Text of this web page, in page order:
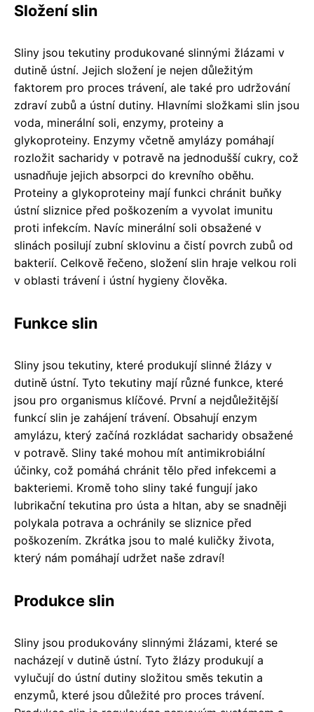
Složení slin
Sliny jsou tekutiny produkované slinnými žlázami v
dutině ústní. Jejich složení je nejen důležitým
faktorem pro proces trávení, ale také pro udržování
zdraví zubů a ústní dutiny. Hlavními složkami slin jsou
voda, minerální soli, enzymy, proteiny a
glykoproteiny. Enzymy včetně amylázy pomáhají
rozložit sacharidy v potravě na jednodušší cukry, což
usnadňuje jejich absorpci do krevního oběhu.
Proteiny a glykoproteiny mají funkci chránit buňky
ústní sliznice před poškozením a vyvolat imunitu
proti infekcím. Navíc minerální soli obsažené v
slinách posilují zubní sklovinu a čistí povrch zubů od
bakterií. Celkově řečeno, složení slin hraje velkou roli
v oblasti trávení i ústní hygieny člověka.
Funkce slin
Sliny jsou tekutiny, které produkují slinné žlázy v
dutině ústní. Tyto tekutiny mají různé funkce, které
jsou pro organismus klíčové. První a nejdůležitější
funkcí slin je zahájení trávení. Obsahují enzym
amylázu, který začíná rozkládat sacharidy obsažené
v potravě. Sliny také mohou mít antimikrobiální
účinky, což pomáhá chránit tělo před infekcemi a
bakteriemi. Kromě toho sliny také fungují jako
lubrikační tekutina pro ústa a hltan, aby se snadněji
polykala potrava a ochránily se sliznice před
poškozením. Zkrátka jsou to malé kuličky života,
který nám pomáhají udržet naše zdraví!
Produkce slin
Sliny jsou produkovány slinnými žlázami, které se
nacházejí v dutině ústní. Tyto žlázy produkují a
vylučují do ústní dutiny složitou směs tekutin a
enzymů, které jsou důležité pro proces trávení.